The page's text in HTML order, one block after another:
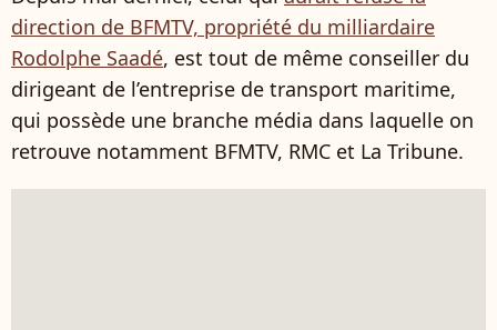
direction de BFMTV, propriété du milliardaire
Rodolphe Saadé, est tout de même conseiller du
dirigeant de l’entreprise de transport maritime,
qui possède une branche média dans laquelle on
retrouve notamment BFMTV, RMC et La Tribune.